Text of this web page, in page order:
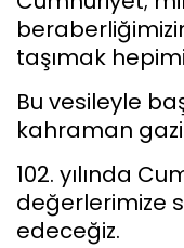
taşımak
Bu vesileyle
kahraman
102. yılında
değerlerimize
edeceğiz.